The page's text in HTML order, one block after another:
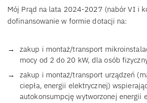
Mój Prąd na lata 2024-2027 (nabór VI i
dofinansowanie w formie dotacji na:
zakup i montaż/transport
mocy od 2 do 20 kW, dla osób
zakup i montaż/transport urządzeń
ciepła, energii elektrycznej)
autokonsumpcję wytworzonej energii